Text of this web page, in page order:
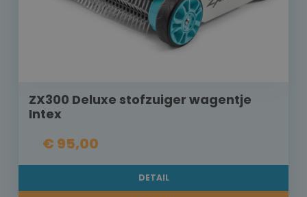
ZX300 Deluxe stofzuiger wagentje
Intex
€ 95,00
DETAIL